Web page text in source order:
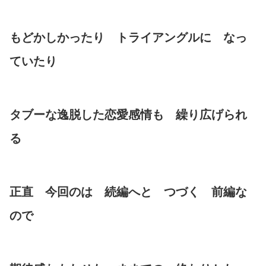
もどかしかったり トライアングルに なっ
ていたり
タブーな逸脱した恋愛感情も 繰り広げられ
る
正直 今回のは 続編へと つづく 前編な
ので